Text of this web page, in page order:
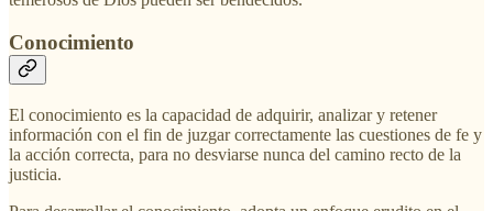
Conocimiento
El conocimiento es la capacidad de adquirir, analizar y retener
información con el fin de juzgar correctamente las cuestiones de fe y
la acción correcta, para no desviarse nunca del camino recto de la
justicia.